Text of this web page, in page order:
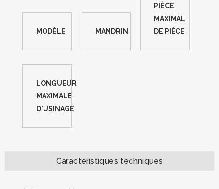
MODÈLE MANDRIN
PIÈCE
MAXIMAL
DE PIÈCE
LONGUEUR
MAXIMALE
D'USINAGE
Caractéristiques techniques